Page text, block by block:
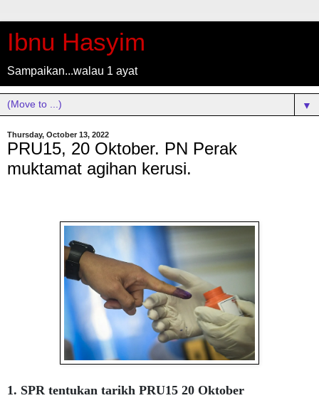
Ibnu Hasyim
Sampaikan...walau 1 ayat
▼
Thursday, October 13, 2022
PRU15, 20 Oktober. PN Perak
muktamat agihan kerusi.
1. SPR tentukan tarikh PRU15 20 Oktober